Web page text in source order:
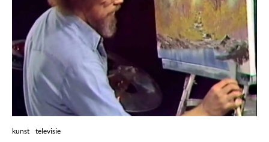
kunst televisie